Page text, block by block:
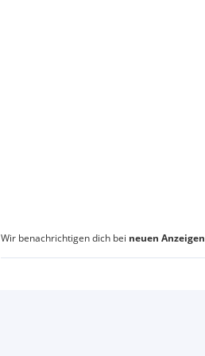
Wir benachrichtigen dich bei neuen Anzeigen